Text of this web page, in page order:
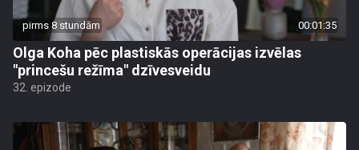
pirms 8 stundām 00:01:35
Olga Koha pēc plastiskās operācijas izvēlas
"princešu režīma" dzīvesveidu
32. epizode